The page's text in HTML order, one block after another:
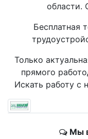
области.
Бесплатная
Только
прямого
Искать работу с
Мы в